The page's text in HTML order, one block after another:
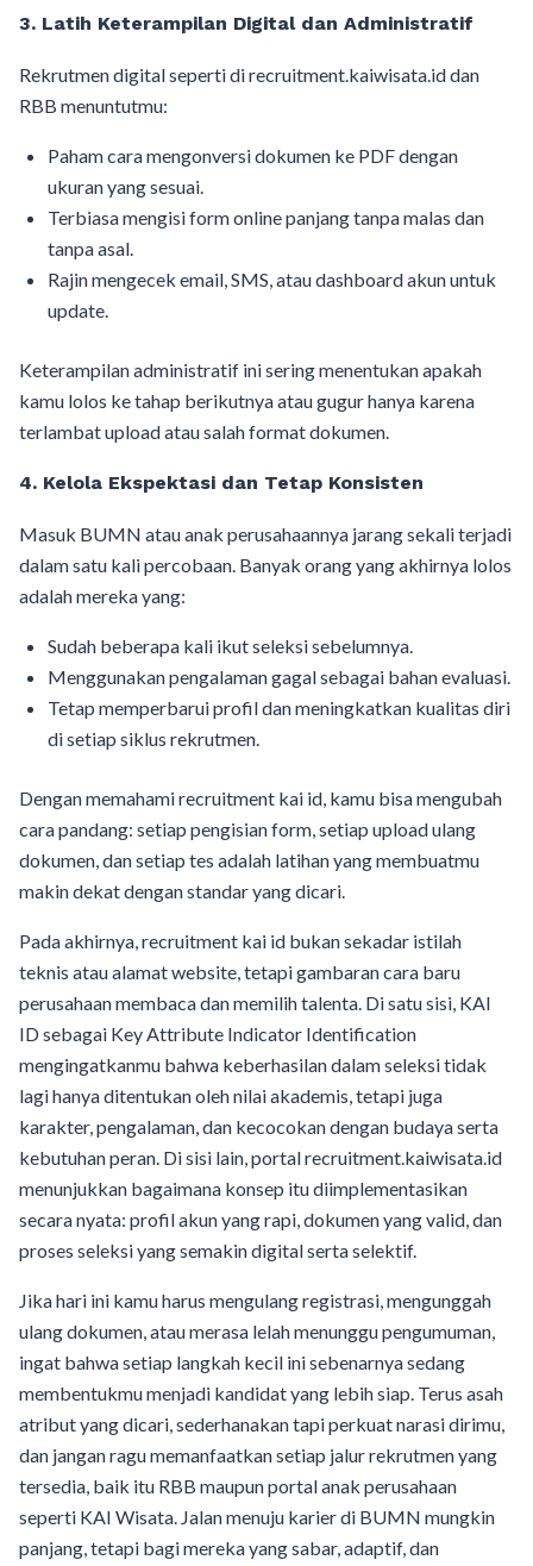
3. Latih Keterampilan Digital dan Administratif
Rekrutmen digital seperti di recruitment.kaiwisata.id dan
RBB menuntutmu:
Paham cara mengonversi dokumen ke PDF dengan
ukuran yang sesuai.
Terbiasa mengisi form online panjang tanpa malas dan
tanpa asal.
Rajin mengecek email, SMS, atau dashboard akun untuk
update.
Keterampilan administratif ini sering menentukan apakah
kamu lolos ke tahap berikutnya atau gugur hanya karena
terlambat upload atau salah format dokumen.
4. Kelola Ekspektasi dan Tetap Konsisten
Masuk BUMN atau anak perusahaannya jarang sekali terjadi
dalam satu kali percobaan. Banyak orang yang akhirnya lolos
adalah mereka yang:
Sudah beberapa kali ikut seleksi sebelumnya.
Menggunakan pengalaman gagal sebagai bahan evaluasi.
Tetap memperbarui profil dan meningkatkan kualitas diri
di setiap siklus rekrutmen.
Dengan memahami recruitment kai id, kamu bisa mengubah
cara pandang: setiap pengisian form, setiap upload ulang
dokumen, dan setiap tes adalah latihan yang membuatmu
makin dekat dengan standar yang dicari.
Pada akhirnya, recruitment kai id bukan sekadar istilah
teknis atau alamat website, tetapi gambaran cara baru
perusahaan membaca dan memilih talenta. Di satu sisi, KAI
ID sebagai Key Attribute Indicator Identification
mengingatkanmu bahwa keberhasilan dalam seleksi tidak
lagi hanya ditentukan oleh nilai akademis, tetapi juga
karakter, pengalaman, dan kecocokan dengan budaya serta
kebutuhan peran. Di sisi lain, portal recruitment.kaiwisata.id
menunjukkan bagaimana konsep itu diimplementasikan
secara nyata: profil akun yang rapi, dokumen yang valid, dan
proses seleksi yang semakin digital serta selektif.
Jika hari ini kamu harus mengulang registrasi, mengunggah
ulang dokumen, atau merasa lelah menunggu pengumuman,
ingat bahwa setiap langkah kecil ini sebenarnya sedang
membentukmu menjadi kandidat yang lebih siap. Terus asah
atribut yang dicari, sederhanakan tapi perkuat narasi dirimu,
dan jangan ragu memanfaatkan setiap jalur rekrutmen yang
tersedia, baik itu RBB maupun portal anak perusahaan
seperti KAI Wisata. Jalan menuju karier di BUMN mungkin
panjang, tetapi bagi mereka yang sabar, adaptif, dan